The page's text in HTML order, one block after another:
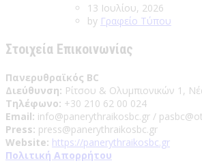
13 Ιουλίου, 2026
by Γραφείο Τύπου
Στοιχεία Επικοινωνίας
Πανερυθραϊκός BC
Διεύθυνση: Ρίτσου & Ολυμπιονικών 1,
Τηλέφωνο: +30 210 62 00 024
Email: info@panerythraikosbc.gr /
Press: press@panerythraikosbc.gr
Website: https://panerythraikosbc.gr
Πολιτική Απορρήτου